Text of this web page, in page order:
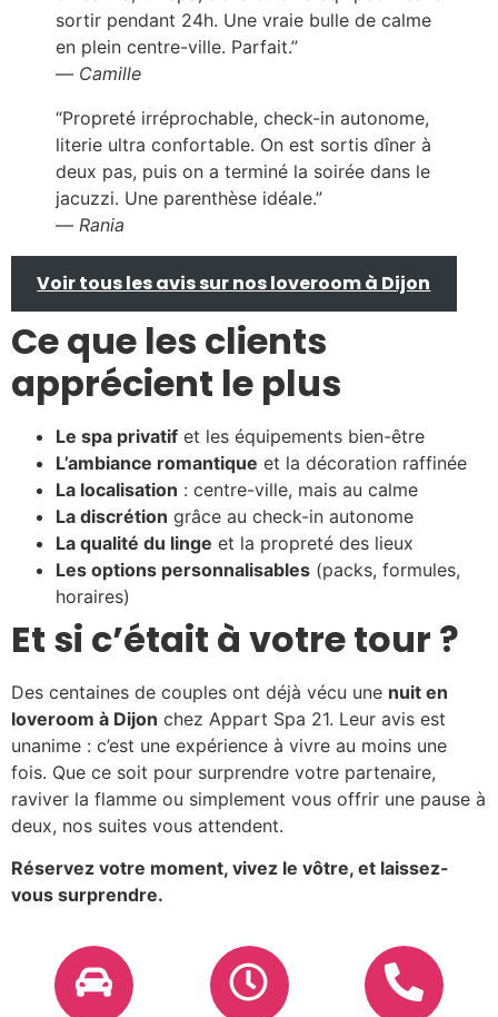
sortir pendant 24h. Une vraie bulle de calme
en plein centre-ville. Parfait.”
— Camille
“Propreté irréprochable, check-in autonome,
literie ultra confortable. On est sortis dîner à
deux pas, puis on a terminé la soirée dans le
jacuzzi. Une parenthèse idéale.”
— Rania
Voir tous les avis sur nos loveroom à Dijon
Ce que les clients
apprécient le plus
Le spa privatif et les équipements bien-être
L’ambiance romantique et la décoration raffinée
La localisation : centre-ville, mais au calme
La discrétion grâce au check-in autonome
La qualité du linge et la propreté des lieux
Les options personnalisables (packs, formules,
horaires)
Et si c’était à votre tour ?
Des centaines de couples ont déjà vécu une nuit en
loveroom à Dijon chez Appart Spa 21. Leur avis est
unanime : c’est une expérience à vivre au moins une
fois. Que ce soit pour surprendre votre partenaire,
raviver la flamme ou simplement vous offrir une pause à
deux, nos suites vous attendent.
Réservez votre moment, vivez le vôtre, et laissez-
vous surprendre.